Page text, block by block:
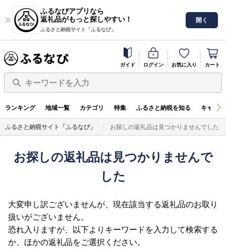
ふるなびアプリなら
返礼品がもっと探しやすい！
ふるさと納税サイト「ふるなび」
開く
ガイド ログイン お気に入り カート
キーワードを入力
ランキング 地域一覧 カテゴリ 特集 ふるさと納税を知る キャン
ふるさと納税サイト「ふるなび」 お探しの返礼品は見つかりませんでした
お探しの返礼品は見つかりませんで
した
大変申し訳ございませんが、現在該当する返礼品のお取り
扱いがございません。
恐れ入りますが、以下よりキーワードを入力して検索する
か、ほかの返礼品をご選択ください。